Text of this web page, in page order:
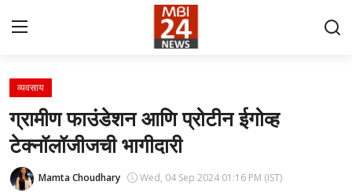
Contact
About
देश
व्यवसाय
ग्रामीण फाउंडेशन आणि प्रोटीन ईगोव्ह
टेक्नॉलॉजीजची भागीदारी
Mamta Choudhary Wed, 04 Sep 2024 01:16 PM (IST)